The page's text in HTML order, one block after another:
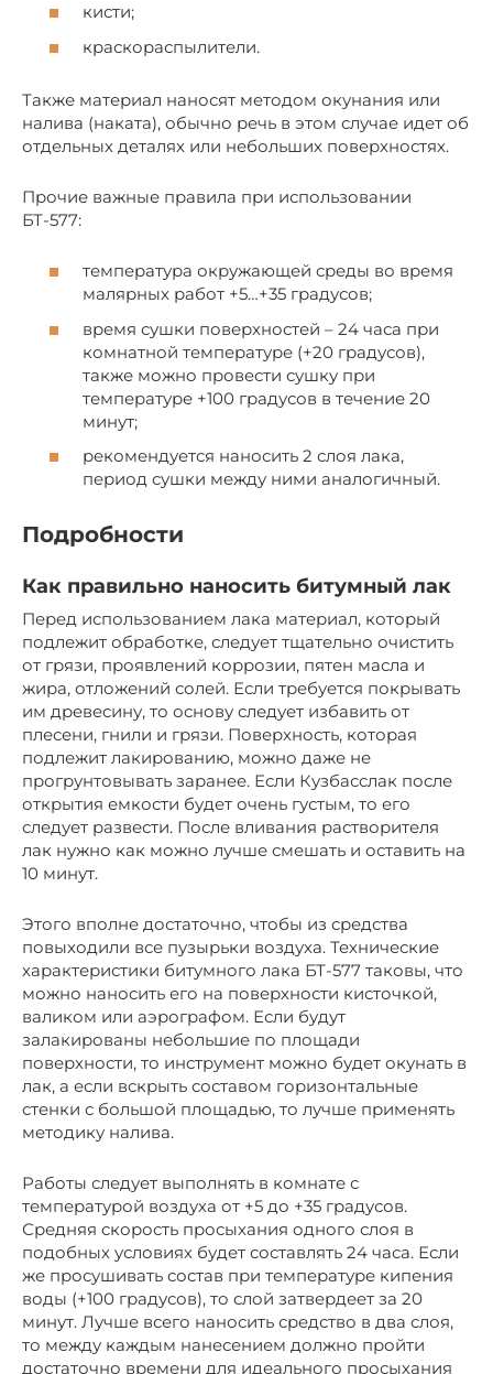
кисти;
краскораспылители.
Также материал наносят методом окунания или
налива (наката), обычно речь в этом случае идет об
отдельных деталях или небольших поверхностях.
Прочие важные правила при использовании
БТ-577:
температура окружающей среды во время
малярных работ +5…+35 градусов;
время сушки поверхностей – 24 часа при
комнатной температуре (+20 градусов),
также можно провести сушку при
температуре +100 градусов в течение 20
минут;
рекомендуется наносить 2 слоя лака,
период сушки между ними аналогичный.
Подробности
Как правильно наносить битумный лак
Перед использованием лака материал, который
подлежит обработке, следует тщательно очистить
от грязи, проявлений коррозии, пятен масла и
жира, отложений солей. Если требуется покрывать
им древесину, то основу следует избавить от
плесени, гнили и грязи. Поверхность, которая
подлежит лакированию, можно даже не
прогрунтовывать заранее. Если Кузбасслак после
открытия емкости будет очень густым, то его
следует развести. После вливания растворителя
лак нужно как можно лучше смешать и оставить на
10 минут.
Этого вполне достаточно, чтобы из средства
повыходили все пузырьки воздуха. Технические
характеристики битумного лака БТ-577 таковы, что
можно наносить его на поверхности кисточкой,
валиком или аэрографом. Если будут
залакированы небольшие по площади
поверхности, то инструмент можно будет окунать в
лак, а если вскрыть составом горизонтальные
стенки с большой площадью, то лучше применять
методику налива.
Работы следует выполнять в комнате с
температурой воздуха от +5 до +35 градусов.
Средняя скорость просыхания одного слоя в
подобных условиях будет составлять 24 часа. Если
же просушивать состав при температуре кипения
воды (+100 градусов), то слой затвердеет за 20
минут. Лучше всего наносить средство в два слоя,
то между каждым нанесением должно пройти
достаточно времени для идеального просыхания